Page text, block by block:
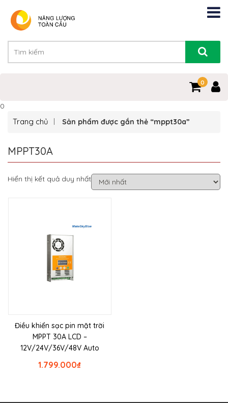
0
0
Trang chủ Sản phẩm được gắn thẻ “mppt30a”
MPPT30A
Hiển thị kết quả duy nhất
Điều khiển sạc pin mặt trời
MPPT 30A LCD –
12V/24V/36V/48V Auto
₫
1.799.000